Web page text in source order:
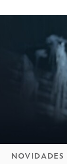
NOVIDADES